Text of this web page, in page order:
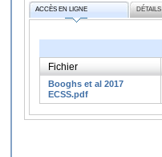
ACCÈS EN LIGNE DÉTAILS
Fichier
Booghs et al 2017
ECSS.pdf